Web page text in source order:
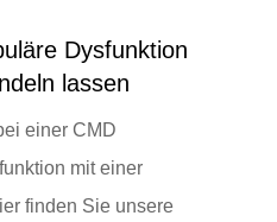
Dysfunktion
lassen
einer CMD
mit einer
finden Sie unsere